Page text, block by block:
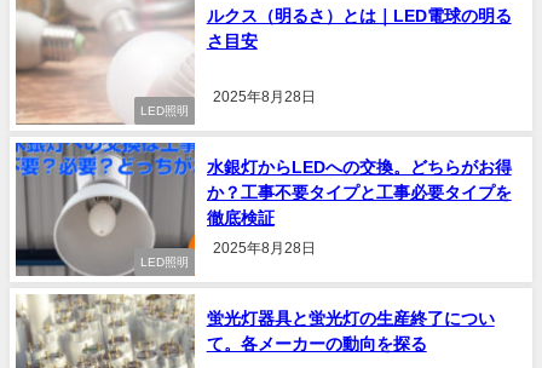
LED照明
ルクス（明るさ）とは｜LED電球の明る
さ目安
2025年8月28日
LED照明
水銀灯からLEDへの交換。どちらがお得
か？工事不要タイプと工事必要タイプを
徹底検証
2025年8月28日
蛍光灯器具と蛍光灯の生産終了につい
て。各メーカーの動向を探る